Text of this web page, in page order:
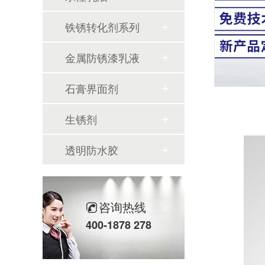
铁锈转化剂系列
金属防锈漆乳液
石膏界面剂
生锈剂
透明防水胶
咨询热线
400-1878 278